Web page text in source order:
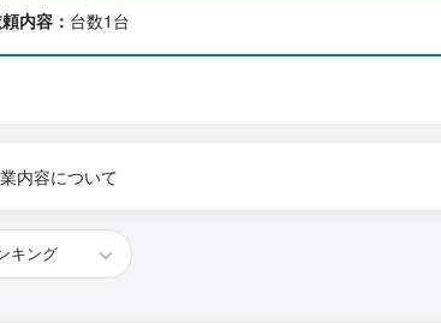
内容： 台数1台
内容について